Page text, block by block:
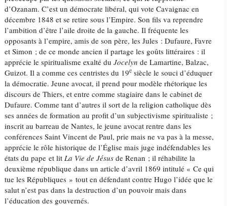
d’Ozanam. C’est un démocrate libéral, qui vote Cavaignac en
décembre 1848 et se retire sous l’Empire. Son fils va reprendre
l’ambition d’être l’aile droite de la gauche. Il fréquente les
opposants à l’empire, amis de son père, les Jules : Dufaure, Favre
et Simon ; de ce monde ancien il partage les goûts littéraires : il
apprécie le spiritualisme exalté duJocelyn de Lamartine, Balzac,
Guizot. Il a comme ces centristes du 19e siècle le souci d’éduquer
la démocratie. Jeune avocat, il prend pour modèle rhétorique les
discours de Thiers, et entre comme stagiaire dans le cabinet de
Dufaure. Comme tant d’autres il sort de la religion catholique dès
ses années de formation au profit d’un subjectivisme spiritualiste ;
inscrit au barreau de Nantes, le jeune avocat rentre dans les
conférences Saint Vincent de Paul, prie mais ne va pas à la messe,
apprécie le rôle historique de l’Église mais juge indéfendables les
états du pape et litLa Vie de Jésus de Renan ; il réhabilite la
deuxième république dans un article d’avril 1869 intitulé « Ce qui
tue les Républiques » tout en défendant contre Hugo l’idée que le
salut n’est pas dans la destruction d’un pouvoir mais dans
l’éducation des gouvernés.